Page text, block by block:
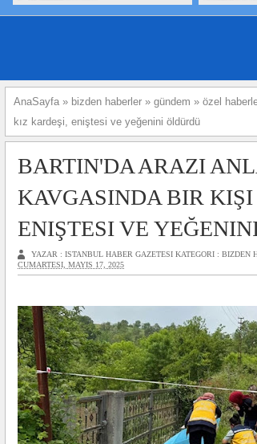
AnaSayfa » bizden haberler » gündem » özel
kız kardeşi, eniştesi ve yeğenini öldürdü
BARTIN'DA ARAZI
KAVGASINDA BIR
ENIŞTESI VE
YAZAR : ISTANBUL HABER GAZETESI KATEGORI : BIZDEN
CUMARTESI, MAYIS 17, 2025